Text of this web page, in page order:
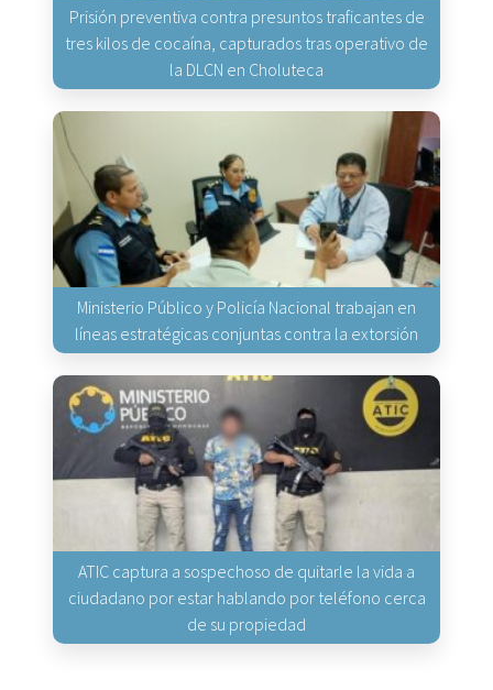
Prisión preventiva contra presuntos traficantes de
tres kilos de cocaína, capturados tras operativo de
la DLCN en Choluteca
Ministerio Público y Policía Nacional trabajan en
líneas estratégicas conjuntas contra la extorsión
ATIC captura a sospechoso de quitarle la vida a
ciudadano por estar hablando por teléfono cerca
de su propiedad